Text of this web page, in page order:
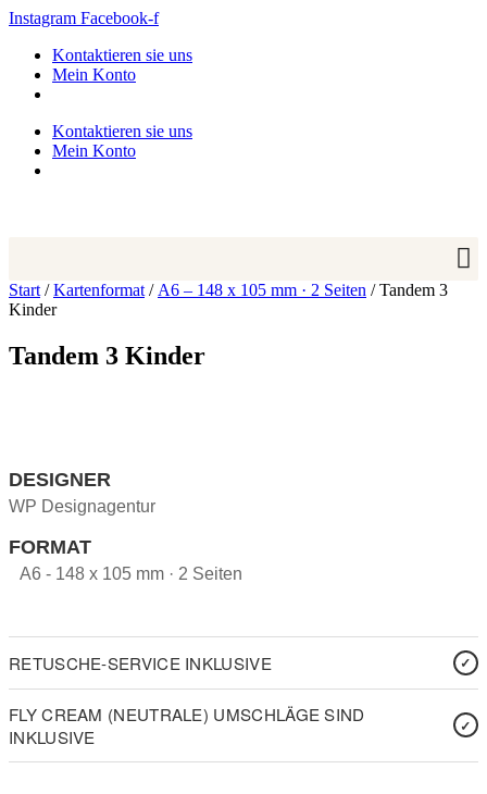
Zum
springen
Instagram Facebook-f
Kontaktieren sie uns
Mein Konto
Kontaktieren sie uns
Mein Konto
Start /Kartenformat / A6 – 148 x 105 mm · 2 Seiten / Tandem 3
Kinder
Tandem 3 Kinder
DESIGNER
WP Designagentur
FORMAT
A6 - 148 x 105 mm · 2 Seiten
RETUSCHE-SERVICE INKLUSIVE
FLY CREAM (NEUTRALE) UMSCHLÄGE SIND
INKLUSIVE